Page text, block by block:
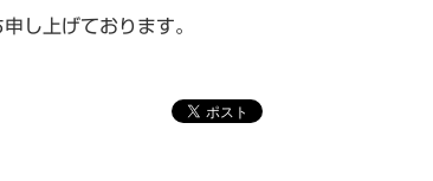
し上げております。